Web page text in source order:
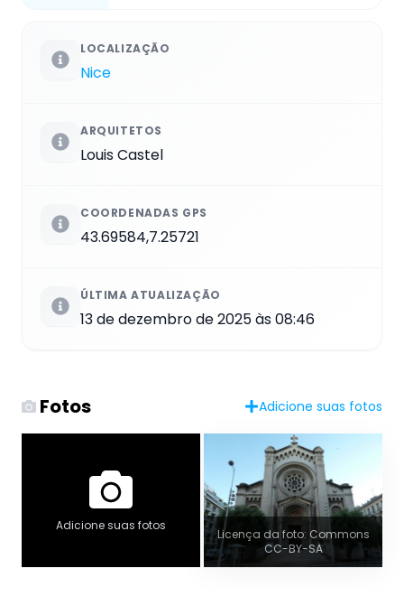
LOCALIZAÇÃO
Nice
ARQUITETOS
Louis Castel
COORDENADAS GPS
43.69584,7.25721
ÚLTIMA ATUALIZAÇÃO
13 de dezembro de 2025 às 08:46
Fotos Adicione suas fotos
Adicione suas fotos
Licença da foto: Commons
CC-BY-SA